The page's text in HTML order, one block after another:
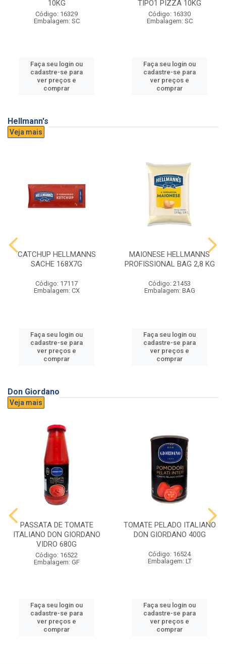
10KG
Código: 16329
Embalagem: SC
Faça seu login ou
cadastre-se para
ver preços e
comprar
TIPO1 PIZZA 10KG
Código: 16330
Embalagem: SC
Faça seu login ou
cadastre-se para
ver preços e
comprar
Hellmann's
Veja mais
CATCHUP HELLMANNS
SACHE 168X7G
Código: 17117
Embalagem: CX
Faça seu login ou
cadastre-se para
ver preços e
comprar
MAIONESE HELLMANNS
PROFISSIONAL BAG 2,8 KG
Código: 21453
Embalagem: BAG
Faça seu login ou
cadastre-se para
ver preços e
comprar
Don Giordano
Veja mais
PASSATA DE TOMATE
ITALIANO DON GIORDANO
VIDRO 680G
Código: 16522
Embalagem: GF
Faça seu login ou
cadastre-se para
ver preços e
comprar
TOMATE PELADO ITALIANO
DON GIORDANO 400G
Código: 16524
Embalagem: LT
Faça seu login ou
cadastre-se para
ver preços e
comprar